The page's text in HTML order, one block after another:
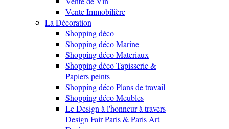
Vente Immobilière
La Décoration
Shopping déco
Shopping déco Marine
Shopping déco Materiaux
Shopping déco Tapisserie &
Papiers peints
Shopping déco Plans de travail
Shopping déco Meubles
Le Design à l'honneur à travers
Design Fair Paris & Paris Art